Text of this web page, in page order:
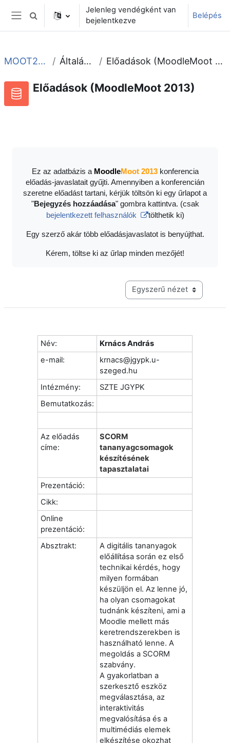
Tovább a fő tartalomhoz
Oldalpanel
Keresési bemeneti adatok váltása
Jelenleg vendégként van
bejelentkezve
Belépés
MOOT2013 Általános Előadások (MoodleMoot 2013)
Előadások (MoodleMoot 2013)
Ez az adatbázis a MoodleMoot 2013konferencia
előadás-javaslatait gyűjti. Amennyiben a konferencián
szeretne előadást tartani, kérjük töltsön ki egy űrlapot a
"Bejegyzés hozzáadása" gombra kattintva. (csak
bejelentkezett felhasználók
tölthetik ki)
Egy szerző akár több előadásjavaslatot is benyújthat.
Kérem, töltse ki az űrlap minden mezőjét!
Harmadik szintű navigáció
Név:
Krnács András
e-mail:
krnacs@jgypk.u-
szeged.hu
Intézmény:
SZTE JGYPK
Bemutatkozás:
Az előadás
címe:
SCORM
tananyagcsomagok
készítésének
tapasztalatai
Prezentáció:
Cikk:
Online
prezentáció:
Absztrakt:
A digitális tananyagok
előállítása során ez első
technikai kérdés, hogy
milyen formában
készüljön el. Az lenne jó,
ha olyan csomagokat
tudnánk készíteni, ami a
Moodle mellett más
keretrendszerekben is
használható lenne. A
megoldás a SCORM
szabvány.
A gyakorlatban a
szerkesztő eszköz
megválasztása, az
interaktivitás
megvalósítása és a
multimédiás elemek
elkészítése okozhat